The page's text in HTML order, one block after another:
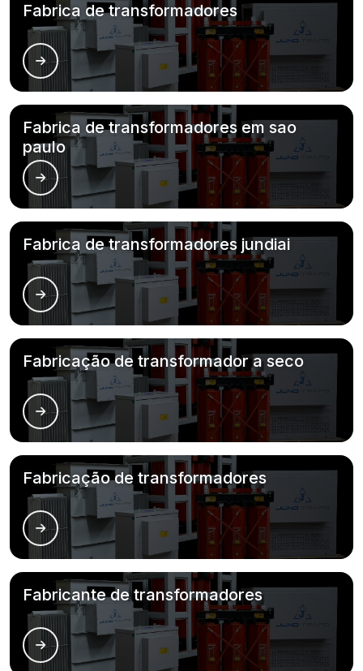
Fabrica de transformadores
Fabrica de transformadores em sao
paulo
Fabrica de transformadores jundiai
Fabricação de transformador a seco
Fabricação de transformadores
Fabricante de transformadores